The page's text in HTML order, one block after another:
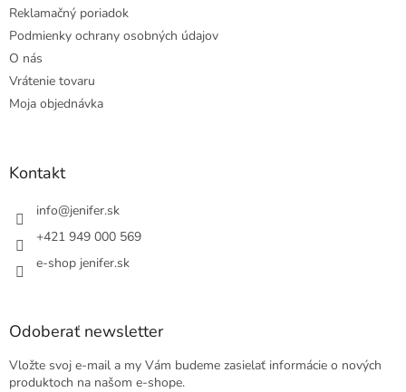
Reklamačný poriadok
Podmienky ochrany osobných údajov
O nás
Vrátenie tovaru
Moja objednávka
Kontakt
info@jenifer.sk
+421 949 000 569
e-shop jenifer.sk
Odoberať newsletter
Vložte svoj e-mail a my Vám budeme zasielať informácie o nových
produktoch na našom e-shope.